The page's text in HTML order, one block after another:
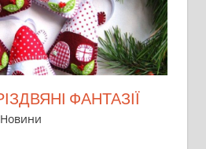
ФАНТАЗІЇ
director
Новини